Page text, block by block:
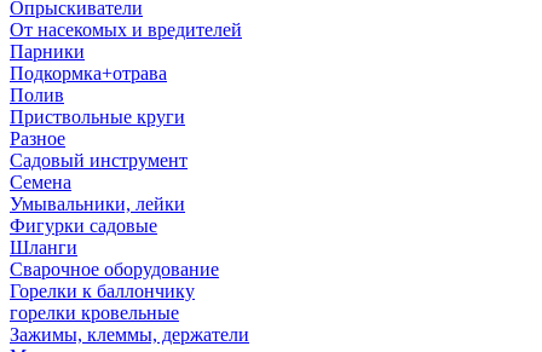
Опрыскиватели
От насекомых и вредителей
Парники
Подкормка+отрава
Полив
Приствольные круги
Разное
Садовый инструмент
Семена
Умывальники, лейки
Фигурки садовые
Шланги
Сварочное оборудование
Горелки к баллончику
горелки кровельные
Зажимы, клеммы, держатели